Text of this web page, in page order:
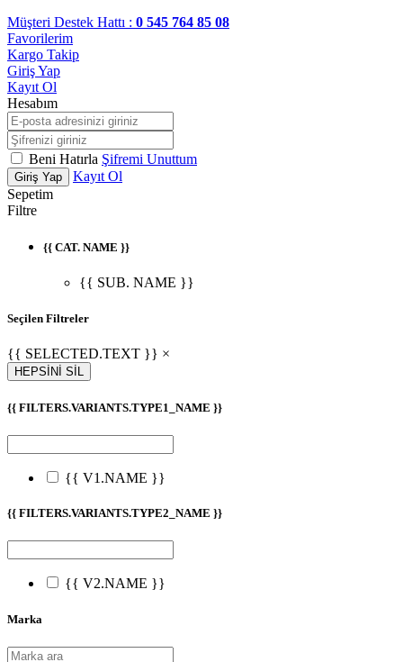
Müşteri Destek Hattı : 0 545 764 85 08
Favorilerim
Kargo Takip
Giriş Yap
Kayıt Ol
Hesabım
Beni Hatırla Şifremi Unuttum
Giriş Yap
Kayıt Ol
Sepetim
Filtre
{{ CAT. NAME }}
{{ SUB. NAME }}
Seçilen Filtreler
{{ SELECTED.TEXT }} ×
HEPSİNİ SİL
{{ FILTERS.VARIANTS.TYPE1_NAME }}
{{ V1.NAME }}
{{ FILTERS.VARIANTS.TYPE2_NAME }}
{{ V2.NAME }}
Marka